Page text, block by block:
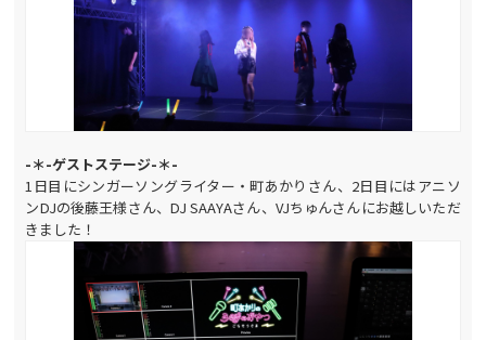
-＊-ゲストステージ-＊-
1日目にシンガーソングライター・町あかりさん、2日目にはアニソ
ンDJの後藤王様さん、DJ SAAYAさん、VJちゅんさんにお越しいただ
きました！